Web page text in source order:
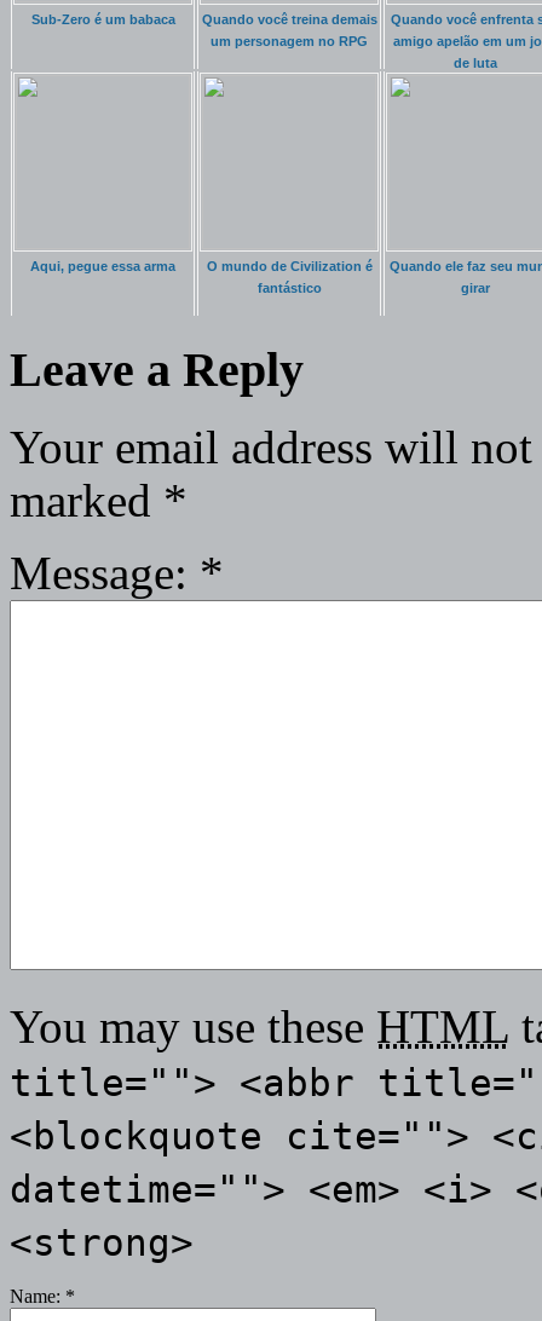
Sub-Zero é um babaca
Quando você treina demais
um personagem no RPG
Quando você enfrenta
amigo apelão em um
de luta
Aqui, pegue essa arma
O mundo de Civilization é
fantástico
Quando ele faz seu
girar
Leave a Reply
Your email address will
marked *
Message: *
You may use these HTML
title=""> <abbr
<blockquote cite="">
datetime=""> <em> <i>
<strong>
Name: *